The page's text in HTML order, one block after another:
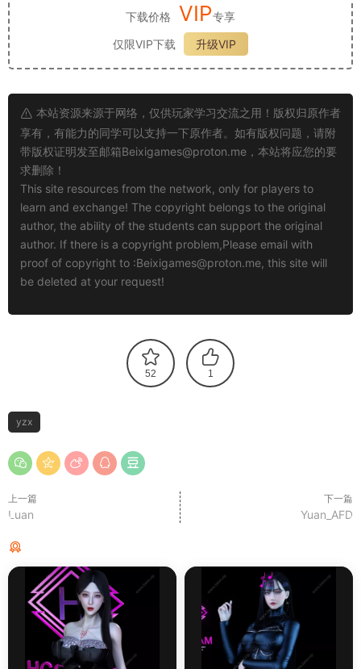
下载价格 VIP专享
仅限VIP下载
升级VIP
本站资源来源于网络，仅供玩家学习交流之用！版权归原作者
享有，有能力的同学可以支持一下原作者。如有版权问题，请附
带版权证明发至邮箱Beixigames@proton.me ，本站将应您的要
求删除！
This site resources from the network, only for players to
learn and exchange! The copyright belongs to the original
author, the ability of the students can support the original
author. If there is a copyright problem,Please email with
proof of copyright to :Beixigames@proton.me, this site will
be deleted at your request!
52 1
yzx
上一篇
Luan
下一篇
Yuan_AFD